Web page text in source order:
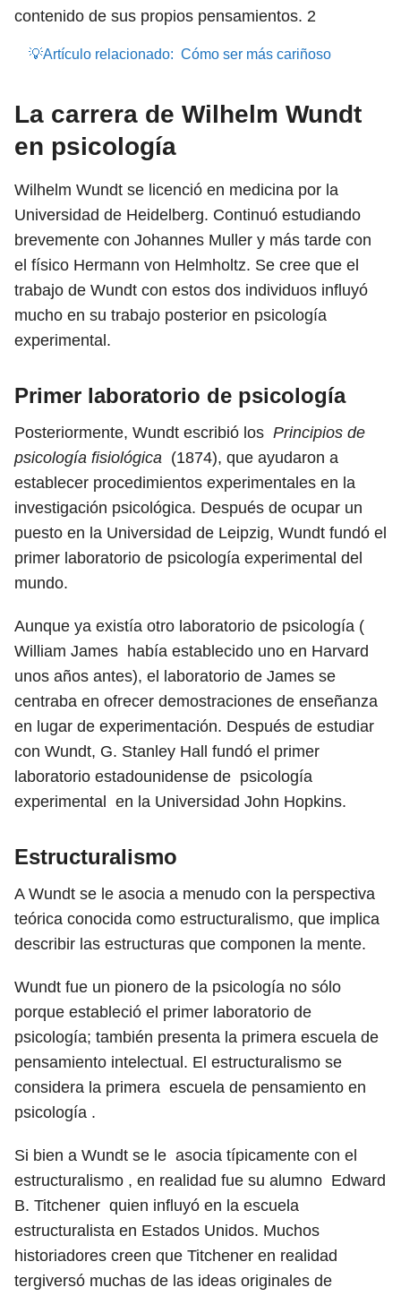
contenido de sus propios pensamientos. 2
💡Artículo relacionado: Cómo ser más cariñoso
La carrera de Wilhelm Wundt
en psicología
Wilhelm Wundt se licenció en medicina por la
Universidad de Heidelberg. Continuó estudiando
brevemente con Johannes Muller y más tarde con
el físico Hermann von Helmholtz. Se cree que el
trabajo de Wundt con estos dos individuos influyó
mucho en su trabajo posterior en psicología
experimental.
Primer laboratorio de psicología
Posteriormente, Wundt escribió los Principios de
psicología fisiológica (1874), que ayudaron a
establecer procedimientos experimentales en la
investigación psicológica. Después de ocupar un
puesto en la Universidad de Leipzig, Wundt fundó el
primer laboratorio de psicología experimental del
mundo.
Aunque ya existía otro laboratorio de psicología (
William James había establecido uno en Harvard
unos años antes), el laboratorio de James se
centraba en ofrecer demostraciones de enseñanza
en lugar de experimentación. Después de estudiar
con Wundt, G. Stanley Hall fundó el primer
laboratorio estadounidense de psicología
experimental en la Universidad John Hopkins.
Estructuralismo
A Wundt se le asocia a menudo con la perspectiva
teórica conocida como estructuralismo, que implica
describir las estructuras que componen la mente.
Wundt fue un pionero de la psicología no sólo
porque estableció el primer laboratorio de
psicología; también presenta la primera escuela de
pensamiento intelectual. El estructuralismo se
considera la primera escuela de pensamiento en
psicología .
Si bien a Wundt se le asocia típicamente con el
estructuralismo , en realidad fue su alumno Edward
B. Titchener quien influyó en la escuela
estructuralista en Estados Unidos. Muchos
historiadores creen que Titchener en realidad
tergiversó muchas de las ideas originales de